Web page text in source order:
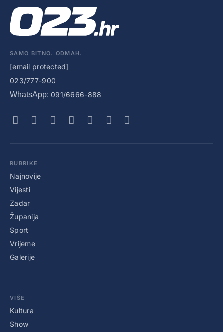
SAMO BITNO. ODMAH.
[email protected]
023/777-900
WhatsApp: 091/6666-888
RUBRIKE
Najnovije
Vijesti
Zadar
Županija
Sport
Vrijeme
Galerije
VIŠE
Kultura
Show